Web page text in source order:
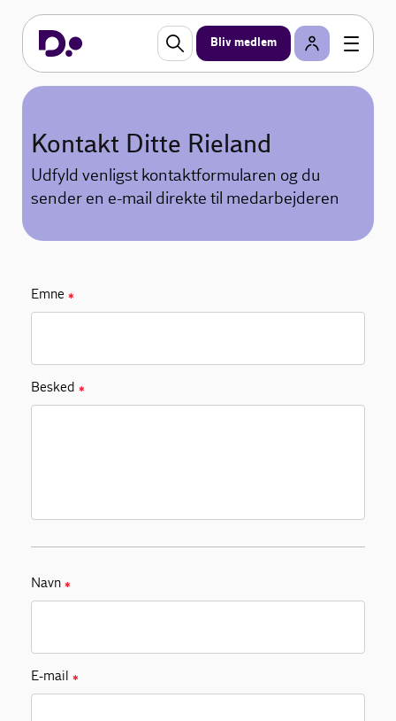
Bliv medlem
Kontakt Ditte Rieland
Udfyld venligst kontaktformularen og du
sender en e-mail direkte til medarbejderen
Emne ✱
Besked ✱
Navn ✱
E-mail ✱